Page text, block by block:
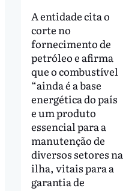
A entidade cita o
corte no
fornecimento de
petróleo e afirma
que o combustível
“ainda é a base
energética do país
e um produto
essencial para a
manutenção de
diversos setores na
ilha, vitais para a
garantia de